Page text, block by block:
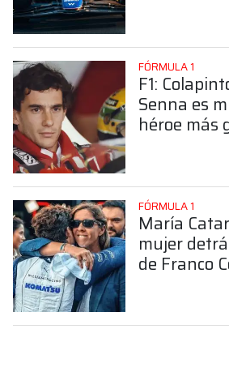
FÓRMULA 1
F1:
Senna es
héroe más
FÓRMULA 1
María
mujer
de Franco